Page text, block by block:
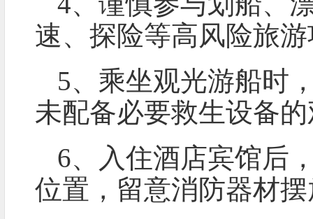
速、探险等高风险旅
5、乘坐观光游船时
未配备必要救生设备
6、入住酒店宾馆后
位置，留意消防器材